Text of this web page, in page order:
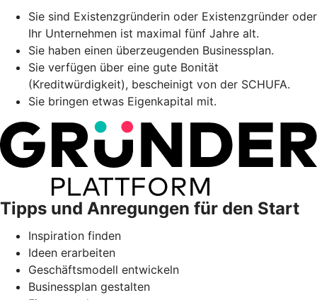
Sie sind Existenzgründerin oder Existenzgründer oder
Ihr Unternehmen ist maximal fünf Jahre alt.
Sie haben einen überzeugenden Businessplan.
Sie verfügen über eine gute Bonität
(Kreditwürdigkeit), bescheinigt von der SCHUFA.
Sie bringen etwas Eigenkapital mit.
Tipps und Anregungen für den Start
Inspiration finden
Ideen erarbeiten
Geschäftsmodell entwickeln
Businessplan gestalten